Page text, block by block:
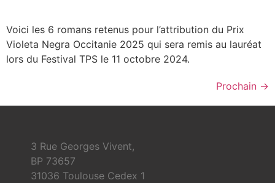
Voici les 6 romans retenus pour l’attribution du Prix
Violeta Negra Occitanie 2025 qui sera remis au lauréat
lors du Festival TPS le 11 octobre 2024.
Prochain →
3 Rue Georges Vivent,
BP 73657
31036 Toulouse Cedex 1